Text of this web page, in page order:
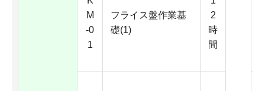
M
-0
1
フライス盤作業基
礎(1)
2
時
間